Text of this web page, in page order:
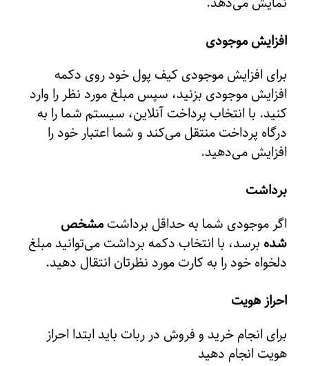
افزایش موجودی
برای افزایش موجودی کیف پول خود روی دکمه
افزایش موجودی بزنید، سپس مبلغ مورد نظر را وارد
کنید. با انتخاب پرداخت آنلاین، سیستم شما را به
درگاه پرداخت منتقل می‌کند و شما اعتبار خود را
افزایش می‌دهید.
برداشت
اگر موجودی شما به حداقل برداشتمشخص
شده برسد، با انتخاب دکمه برداشت می‌توانید مبلغ
دلخواه خود را به کارت مورد نظرتان انتقال دهید.
احراز هویت
برای انجام خرید و فروش در ربات باید ابتدا احراز
هویت انجام دهید